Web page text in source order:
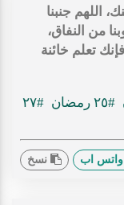
اللهم جنبنا
من النفاق،
تعلم خائنة
#٢٥ رمضان
#٢٧
واتس اب نسخ